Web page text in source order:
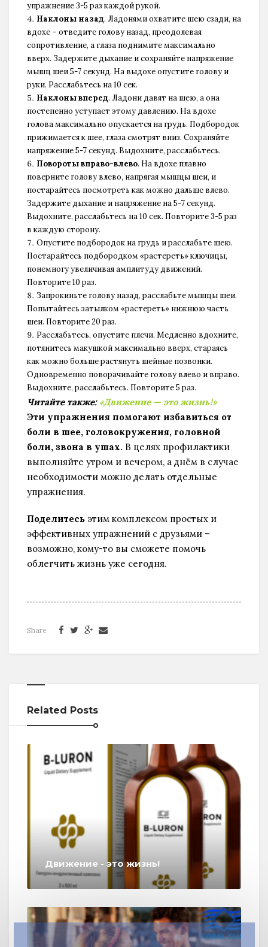
упражнение 3-5 раз каждой рукой.
Наклоны назад. Ладонями охватите шею сзади, на
вдохе – отведите голову назад, преодолевая
сопротивление, а глаза поднимите максимально
вверх. Задержите дыхание и сохраняйте напряжение
мышц шеи 5-7 секунд. На выдохе опустите голову и
руки. Расслабьтесь на 10 сек.
Наклоны вперед. Ладони давят на шею, а она
постепенно уступает этому давлению. На вдохе
голова максимально опускается на грудь. Подбородок
прижимается к шее, глаза смотрят вниз. Сохраняйте
напряжение 5-7 секунд. Выдохните, расслабьтесь.
Повороты вправо-влево. На вдохе плавно
поверните голову влево, напрягая мышцы шеи, и
постарайтесь посмотреть как можно дальше влево.
Задержите дыхание и напряжение на 5-7 секунд.
Выдохните, расслабьтесь на 10 сек. Повторите 3-5 раз
в каждую сторону.
Опустите подбородок на грудь и расслабьте шею.
Постарайтесь подбородком «растереть» ключицы,
понемногу увеличивая амплитуду движений.
Повторите 10 раз.
Запрокиньте голову назад, расслабьте мышцы шеи.
Попытайтесь затылком «растереть» нижнюю часть
шеи. Повторите 20 раз.
Расслабьтесь, опустите плечи. Медленно вдохните,
потянитесь макушкой максимально вверх, стараясь
как можно больше растянуть шейные позвонки.
Одновременно поворачивайте голову влево и вправо.
Выдохните, расслабьтесь. Повторите 5 раз.
Читайте также: «Движение — это жизнь!»
Эти упражнения помогают избавиться от
боли в шее, головокружения, головной
боли, звона в ушах. В целях профилактики
выполняйте утром и вечером, а днём в случае
необходимости можно делать отдельные
упражнения.
Поделитесь этим комплексом простых и
эффективных упражнений с друзьями –
возможно, кому-то вы сможете помочь
облегчить жизнь уже сегодня.
Share
Related Posts
Движение - это жизнь!